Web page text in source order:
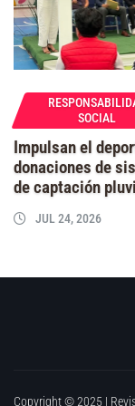
SOCIAL
Impulsan el
donaciones de
de captación
JUL 24, 2026
Copyright © 2025 |